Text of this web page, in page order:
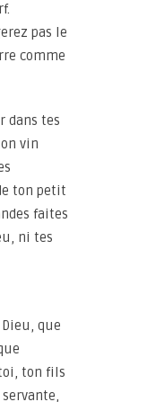
pas le
comme
dans tes
vin
ton petit
faites
ni tes
que
ton fils